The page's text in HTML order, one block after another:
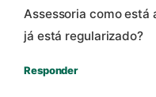
Assessoria como está
já está regularizado?
Responder